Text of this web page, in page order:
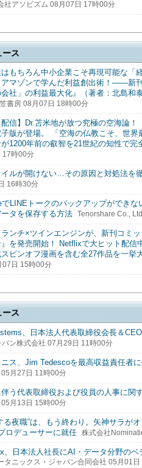
社アソビズム 08月07日 17時00分
ース
もちろん中小企業こそ再現可能な「
マゾンで学んだ利益創出術！――新
社」の利益最大化』（著者：北島和
書房 08月07日 18時00分
配信】Dr.苫米地が放つ究極の空海論
版が登場。 「空海の仏教こそ、世界
1200年前の叡智を21世紀の知性で完
17時00分
ルが開けない…その原因と対処法を
16時30分
でLINEトークのバックアップができ
タを保存する方法
Tenorshare Co.,
ンチ×ツインエンジンが、新刊コミ
を発売開始！ Netflixで大ヒット配信
ピンオフ漫画を含む全27作品を一挙
07日 15時00分
ース
、日本法人代表取締役会長＆
パン株式会社 07月29日 11時00分
ス、Jim Tedescoを最高収益責任者
05月27日 11時00分
う代表取締役および役員の人事に関
05月13日 15時00分
る夜職”は、もう終わり。矢神サラが
ロデューサーに就任
株式会社
、日本法人社長にAI・データ分野の
タニックス・ジャパン合同会社 05月01